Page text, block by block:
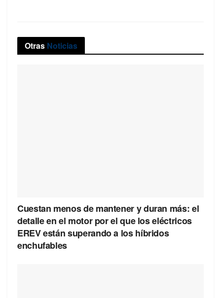
Otras Noticias
Cuestan menos de mantener y duran más: el
detalle en el motor por el que los eléctricos
EREV están superando a los híbridos
enchufables